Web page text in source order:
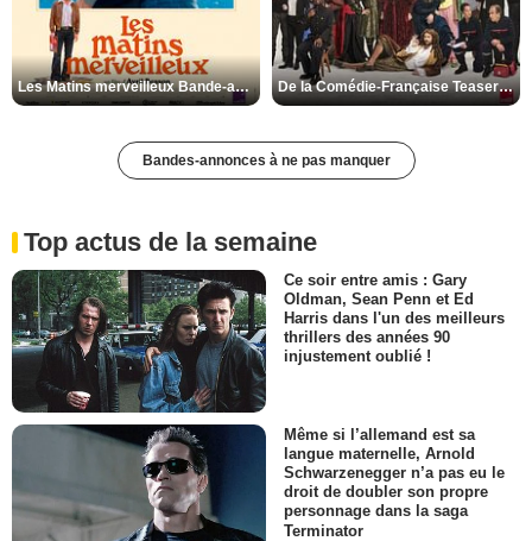
Les Matins merveilleux Bande-annonce VF De la Comédie-Française Teaser VF
Bandes-annonces à ne pas manquer
Top actus de la semaine
Ce soir entre amis : Gary
Oldman, Sean Penn et Ed
Harris dans l'un des meilleurs
thrillers des années 90
injustement oublié !
Même si l’allemand est sa
langue maternelle, Arnold
Schwarzenegger n’a pas eu le
droit de doubler son propre
personnage dans la saga
Terminator